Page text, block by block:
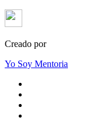
Creado por
Yo Soy Mentoria